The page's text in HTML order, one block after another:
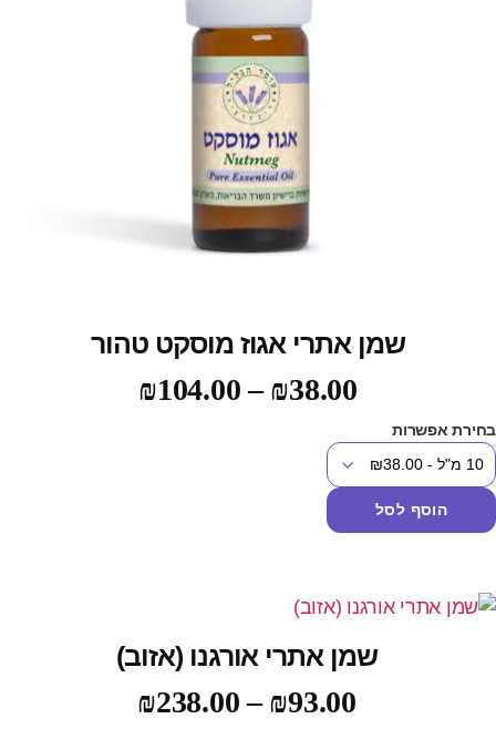
שמן אתרי אגוז מוסקט טהור
₪38.00
–
₪104.00
אפשרות
הוסף לסל
שמן אתרי אורגנו (אזוב)
₪93.00
–
₪238.00